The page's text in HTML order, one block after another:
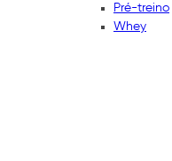
Pré-treino
Whey